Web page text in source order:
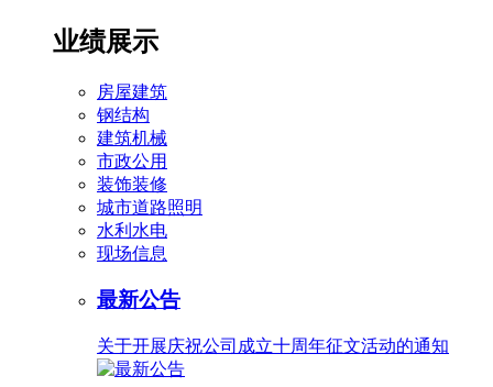
业绩展示
房屋建筑
钢结构
建筑机械
市政公用
装饰装修
城市道路照明
水利水电
现场信息
最新公告
关于开展庆祝公司成立十周年征文活动的通知